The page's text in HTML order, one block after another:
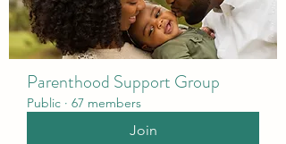
Parenthood Support Group
Public · 67 members
Join